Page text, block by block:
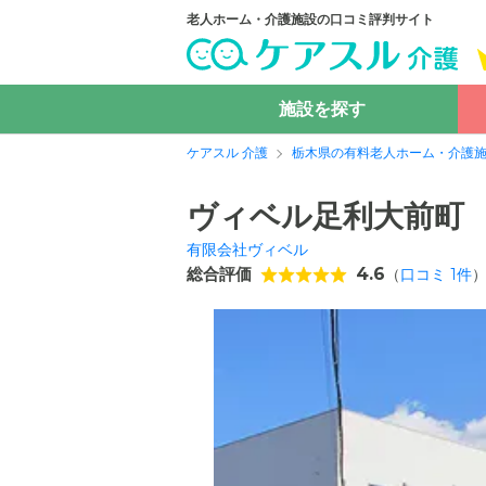
老人ホーム・介護施設の口コミ評判サイト
施設を探す
ケアスル 介護 栃木県の有料老人ホーム・介護
ヴィベル足利大前町
有限会社ヴィベル
総合評価 4.6 （口コミ 1件）